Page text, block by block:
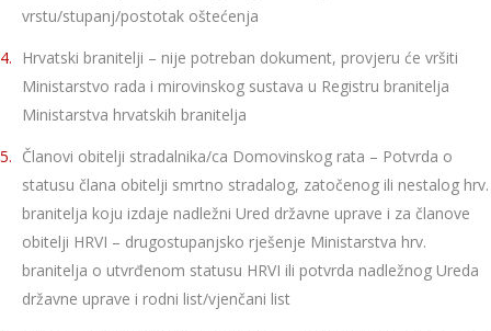
vrstu/stupanj/postotak oštećenja
Hrvatski branitelji – nije potreban dokument, provjeru će vršiti
Ministarstvo rada i mirovinskog sustava u Registru branitelja
Ministarstva hrvatskih branitelja
Članovi obitelji stradalnika/ca Domovinskog rata – Potvrda o
statusu člana obitelji smrtno stradalog, zatočenog ili nestalog hrv.
branitelja koju izdaje nadležni Ured državne uprave i za članove
obitelji HRVI – drugostupanjsko rješenje Ministarstva hrv.
branitelja o utvrđenom statusu HRVI ili potvrda nadležnog Ureda
državne uprave i rodni list/vjenčani list